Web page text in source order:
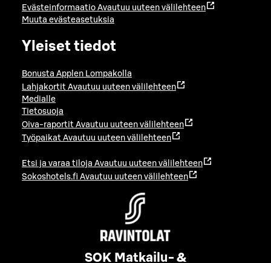
Evästeinformaatio Avautuu uuteen välilehteen
Muuta evästeasetuksia
Yleiset tiedot
Bonusta Applen Lompakolla
Lahjakortit Avautuu uuteen välilehteen
Medialle
Tietosuoja
Oiva-raportit Avautuu uuteen välilehteen
Työpaikat Avautuu uuteen välilehteen
Etsi ja varaa tiloja Avautuu uuteen välilehteen
Sokoshotels.fi Avautuu uuteen välilehteen
SOK Matkailu- &